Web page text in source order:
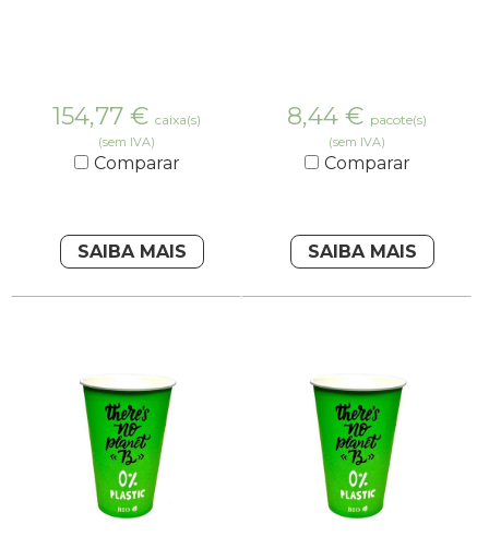
154,77 € caixa(s)
(sem IVA)
Comparar
SAIBA MAIS
8,44 € pacote(s)
(sem IVA)
Comparar
SAIBA MAIS